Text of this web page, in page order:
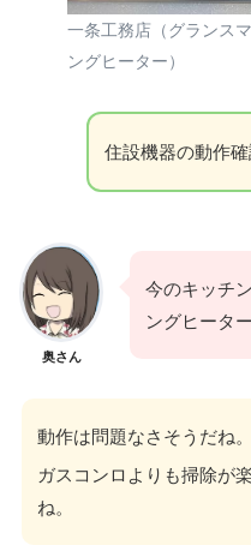
一条工務店（グランス
ングヒーター）
住設機器の動作確
奥さん
今のキッチ
ングヒータ
動作は問題なさそうだね。
ガスコンロよりも掃除が
ね。